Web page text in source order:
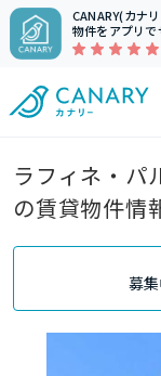
CANARY(カナ
物件をアプリで
ラフィネ・パ
の賃貸物件情
募